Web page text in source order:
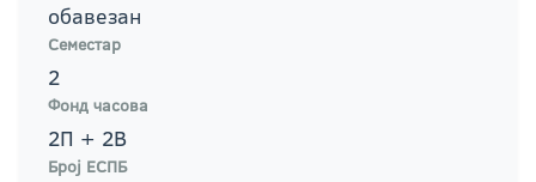
обавезан
Семестар
2
Фонд часова
2П + 2В
Број ЕСПБ